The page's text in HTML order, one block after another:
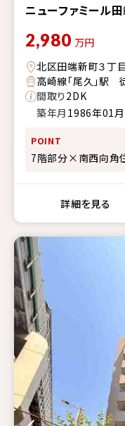
ニューファミール
2,980 万円
北区田端新町３丁
高崎線「尾久」駅
間取り2DK
築年月 1986年01月
POINT
7階部分×南西向角
詳細を見る